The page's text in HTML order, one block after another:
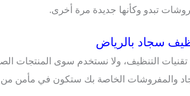
تبدو وكأنها جديدة مرة أخرى.
سجاد بالرياض
التنظيف، ولا نستخدم سوى المنتجات
والمفروشات الخاصة بك ستكون في مأمن من